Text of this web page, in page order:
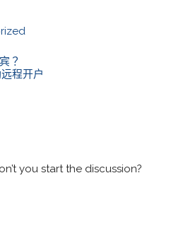
？
程开户
you start the discussion?